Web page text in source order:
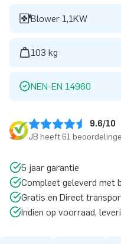
Blower 1,1KW
103 kg
NEN-EN 14960
9.6/10
JB heeft 61
5 jaar garantie
Compleet geleverd met
Gratis en Direct
Indien op voorraad,